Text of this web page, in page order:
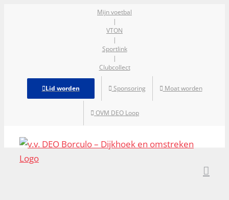
Mijn voetbal
|
VTON
|
Sportlink
|
Clubcollect
Lid worden Sponsoring Moat worden
OVM DEO Loop